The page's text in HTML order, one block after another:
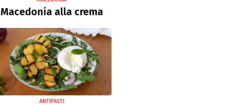
Macedonia alla crema
ANTIPASTI